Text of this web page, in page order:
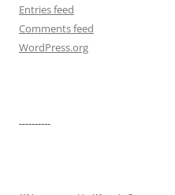
Entries feed
Comments feed
WordPress.org
----------